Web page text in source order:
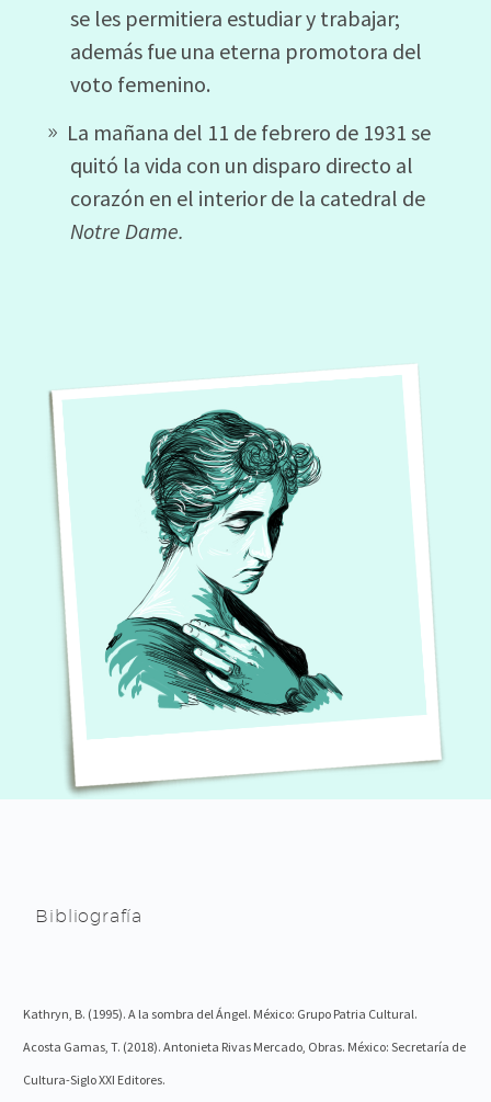
se les permitiera estudiar y trabajar;
además fue una eterna promotora del
voto femenino.
La mañana del 11 de febrero de 1931 se
quitó la vida con un disparo directo al
corazón en el interior de la catedral de
Notre Dame.
Bibliografía
Kathryn, B. (1995). A la sombra del Ángel. México: Grupo Patria Cultural.
Acosta Gamas, T. (2018). Antonieta Rivas Mercado, Obras. México: Secretaría de
Cultura-Siglo XXI Editores.